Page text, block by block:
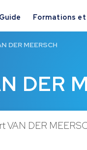
Formations
DER
DER MEERSCH
VAN DER